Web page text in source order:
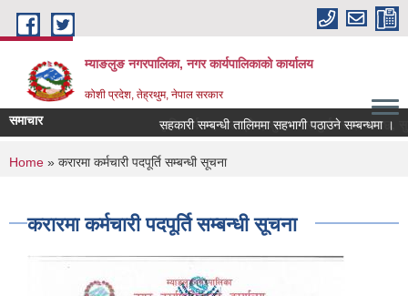
Skip to main content
म्याङलुङ नगरपालिका, नगर कार्यपालिकाको कार्यालय
कोशी प्रदेश, तेह्रथुम, नेपाल सरकार
कृषि, पर्यटन, जलश्रोत, शुशासन र पुर्वाधार । स्वचछ,
समाचार सहकारी सम्बन्धी तालिममा सहभागी पठाउने सम्बन्धमा ।
You are here
Home » करारमा कर्मचारी पदपूर्ति सम्बन्धी सूचना
करारमा कर्मचारी पदपूर्ति सम्बन्धी सूचना